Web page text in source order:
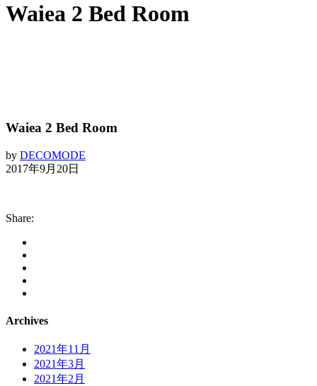
Waiea 2 Bed Room
Waiea 2 Bed Room
by DECOMODE
2017年9月20日
Share:
Archives
2021年11月
2021年3月
2021年2月